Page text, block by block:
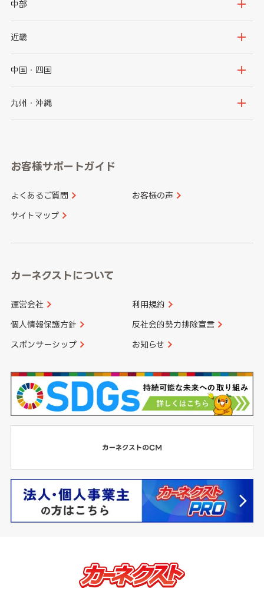
秋田県
茨城県
群馬県
千葉県
中部
新潟県
石川県
山梨県
愛知県
近畿
大阪府
京都府
和歌山県
中国・四国
鳥取県
山口県
香川県 愛媛県
九州・沖縄
長崎県
大分県 宮崎県
お客様サポートガイド
よくあるご質問 お客様の声
サイトマップ
カーネクストについて
運営会社 利用規約
個人情報保護方針 反社会的勢力排除宣言
スポンサーシップ お知らせ